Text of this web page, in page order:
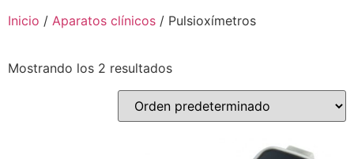
Inicio / Aparatos clínicos / Pulsioxímetros
Mostrando los 2 resultados